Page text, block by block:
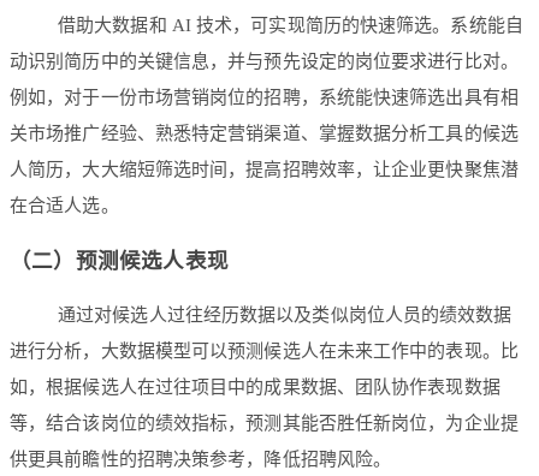
借助大数据和 AI 技术，可实现简历的快速筛选。系统能自
动识别简历中的关键信息，并与预先设定的岗位要求进行比对。
例如，对于一份市场营销岗位的招聘，系统能快速筛选出具有相
关市场推广经验、熟悉特定营销渠道、掌握数据分析工具的候选
人简历，大大缩短筛选时间，提高招聘效率，让企业更快聚焦潜
在合适人选。
（二）预测候选人表现
通过对候选人过往经历数据以及类似岗位人员的绩效数据
进行分析，大数据模型可以预测候选人在未来工作中的表现。比
如，根据候选人在过往项目中的成果数据、团队协作表现数据
等，结合该岗位的绩效指标，预测其能否胜任新岗位，为企业提
供更具前瞻性的招聘决策参考，降低招聘风险。